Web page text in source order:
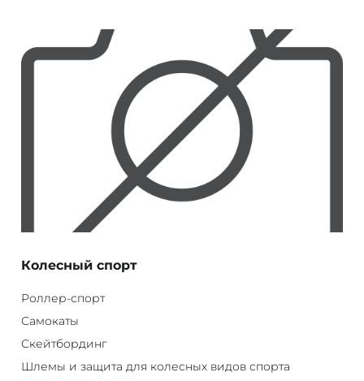
Колесный спорт
Роллер-спорт
Самокаты
Скейтбординг
Шлемы и защита для колесных видов спорта